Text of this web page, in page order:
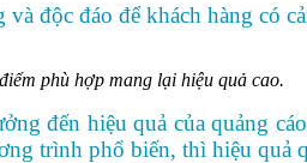
độc đáo để khách hàng có
phù hợp mang lại hiệu quả cao.
đến hiệu quả của quảng
trình phổ biến, thì hiệu quả